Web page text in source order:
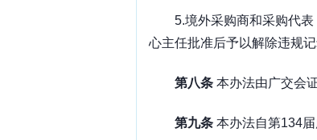
5.境外采购商和采购代
心主任批准后予以解除违规记
第八条 本办法由广交会
第九条 本办法自第134